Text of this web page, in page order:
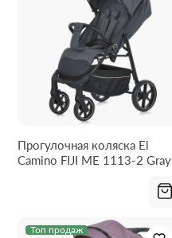
Прогулочная коляска El
Camino FIJI ME 1113-2 Gray
Топ продаж